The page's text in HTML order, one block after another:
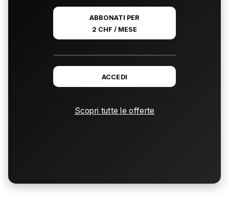
ABBONATI PER
2 CHF / MESE
ACCEDI
Scopri tutte le offerte